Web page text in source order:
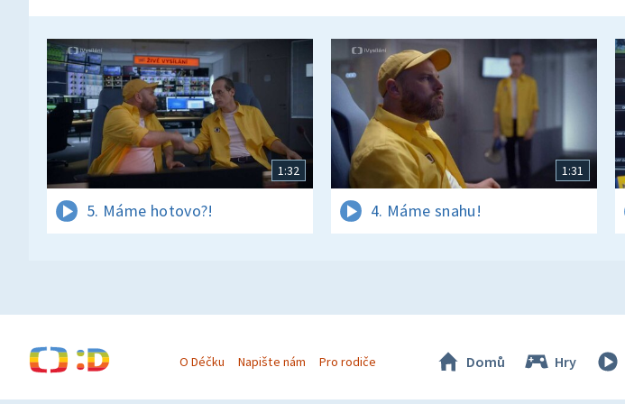
1:32
5. Máme hotovo?!
1:31
4. Máme snahu!
O Déčku Napište nám Pro rodiče Domů Hry